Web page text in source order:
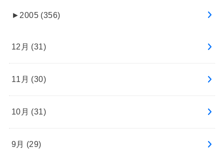
► 2005 (356)
12月 (31)
11月 (30)
10月 (31)
9月 (29)